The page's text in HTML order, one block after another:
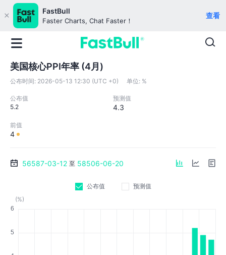
FastBull
Faster Charts, Chat Faster！
查看
美国核心PPI年率 (4月)
公布时间: 2026-05-13 12:30 (UTC +0) 单位: %
公布值
5.2
预测值
4.3
前值
4
56587-03-12 至 58506-06-20
公布值
预测值
(%)